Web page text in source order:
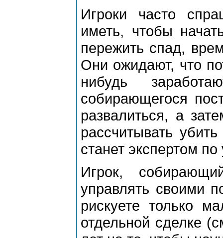
Игроки часто
иметь, чтобы
пережить спад,
Они ожидают, что
нибудь
собирающегося
развалиться, а
рассчитывать
станет экспертом
Игрок,
управлять своими
рискуете только
отдельной сделке